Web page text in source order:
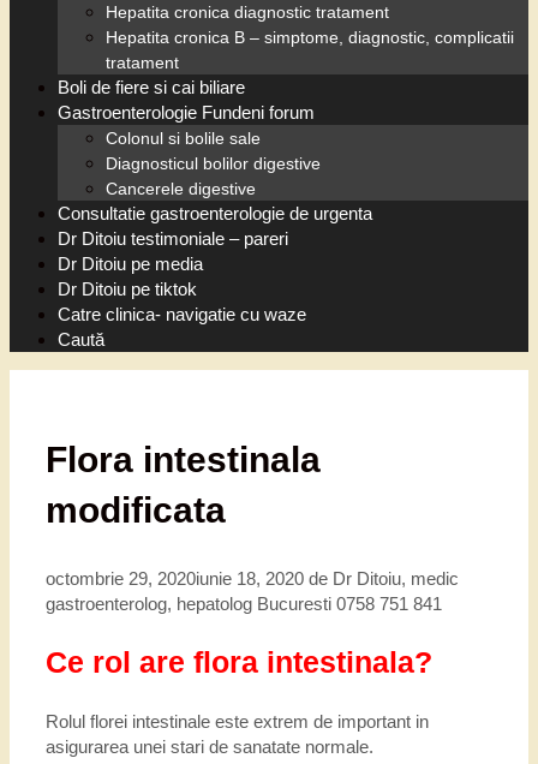
Hepatita cronica diagnostic tratament
Hepatita cronica B – simptome, diagnostic, complicatii
tratament
Boli de fiere si cai biliare
Gastroenterologie Fundeni forum
Colonul si bolile sale
Diagnosticul bolilor digestive
Cancerele digestive
Consultatie gastroenterologie de urgenta
Dr Ditoiu testimoniale – pareri
Dr Ditoiu pe media
Dr Ditoiu pe tiktok
Catre clinica- navigatie cu waze
Caută
Flora intestinala
modificata
octombrie 29, 2020iunie 18, 2020 de Dr Ditoiu, medic
gastroenterolog, hepatolog Bucuresti 0758 751 841
Ce rol are flora intestinala?
Rolul florei intestinale este extrem de important in
asigurarea unei stari de sanatate normale.